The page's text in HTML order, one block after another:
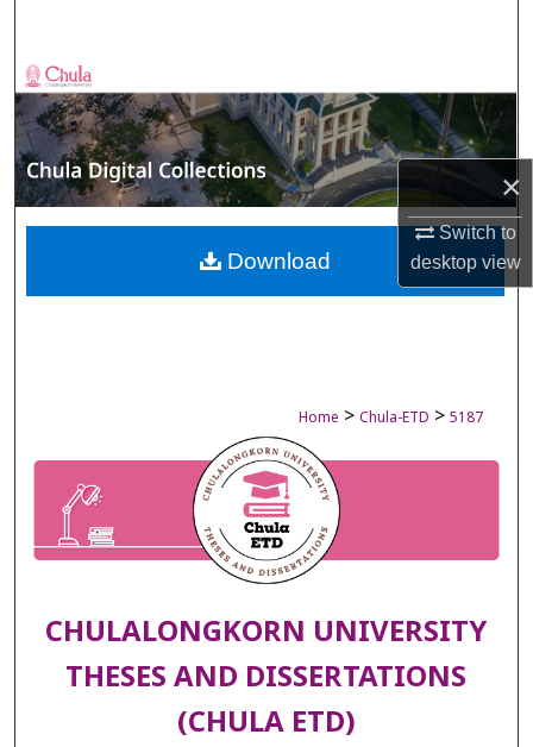
×
Switch to
desktopview
Browse Collections
My Account
About
Digital Commons Network™
Home > Chula-ETD > 5187
CHULALONGKORN UNIVERSITY
THESES AND DISSERTATIONS
(CHULA ETD)
Download